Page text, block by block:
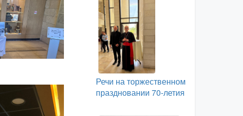
Речи на торжественном
праздновании 70-летия